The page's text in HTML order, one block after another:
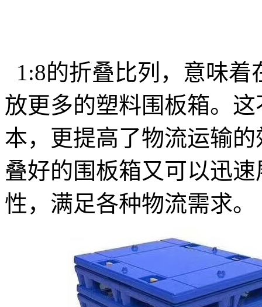
1:8的折叠比列，意味
放更多的塑料围板箱。
本，更提高了物流运输
叠好的围板箱又可以迅
性，满足各种物流需求。